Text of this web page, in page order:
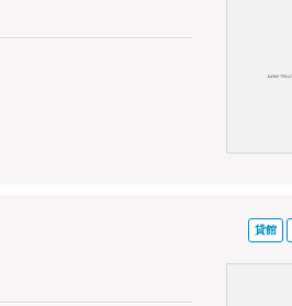
貸館